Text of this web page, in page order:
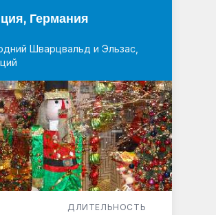
Германия
Шварцвальд и Эльзас,
ДЛИТЕЛЬНОСТЬ